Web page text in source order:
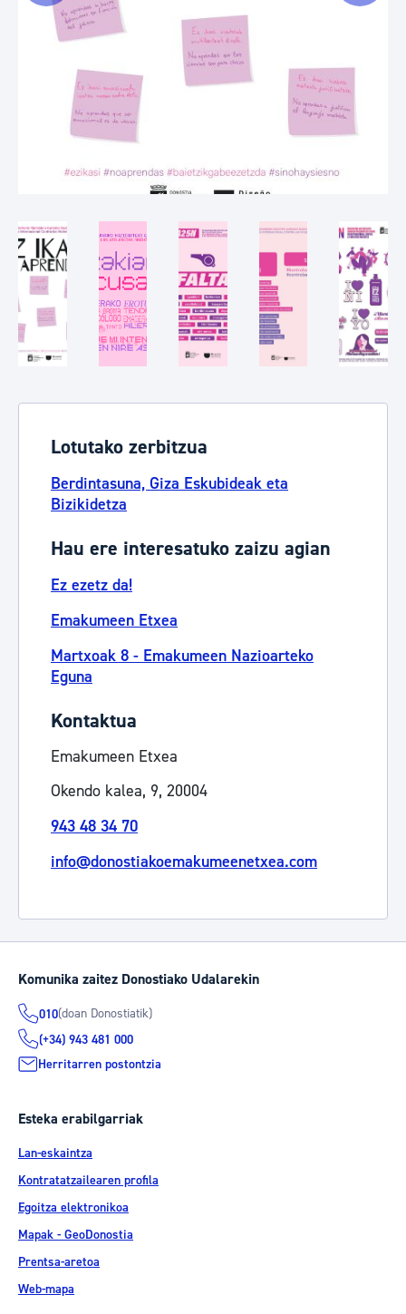
Lotutako zerbitzua
Berdintasuna, Giza Eskubideak eta
Bizikidetza
Hau ere interesatuko zaizu agian
Ez ezetz da!
Emakumeen Etxea
Martxoak 8 - Emakumeen Nazioarteko
Eguna
Kontaktua
Emakumeen Etxea
Okendo kalea, 9, 20004
943 48 34 70
info@donostiakoemakumeenetxea.com
Komunika zaitez Donostiako Udalarekin
010(doan Donostiatik)
(+34) 943 481 000
Herritarren postontzia
Esteka erabilgarriak
Lan-eskaintza
Kontratatzailearen profila
Egoitza elektronikoa
Mapak - GeoDonostia
Prentsa-aretoa
Web-mapa